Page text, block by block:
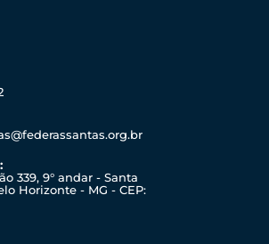
339, 9° andar - Santa
Horizonte - MG - CEP: